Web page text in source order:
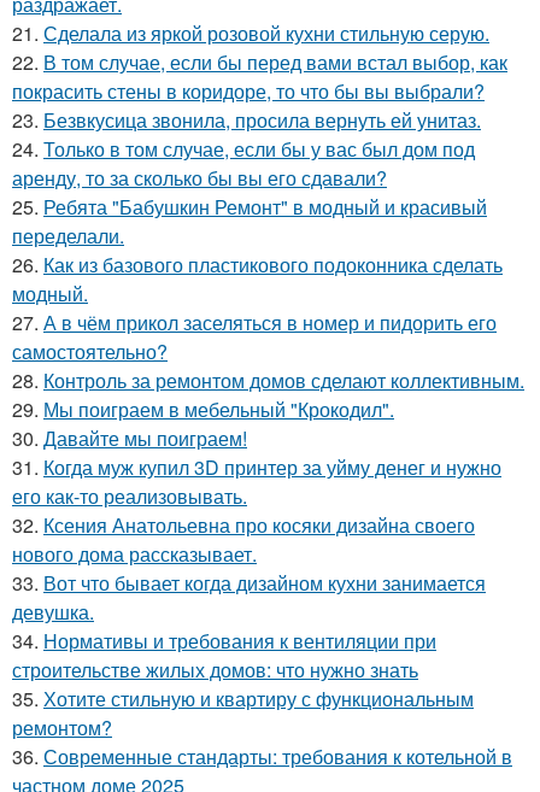
21. Сделала из яркой розовой кухни стильную серую.
22. В том случае, если бы перед вами встал выбор, как
покрасить стены в коридоре, то что бы вы выбрали?
23. Безвкусица звонила, просила вернуть ей унитаз.
24. Только в том случае, если бы у вас был дом под
аренду, то за сколько бы вы его сдавали?
25. Ребята "Бабушкин Ремонт" в модный и красивый
переделали.
26. Как из базового пластикового подоконника сделать
модный.
27. А в чём прикол заселяться в номер и пидорить его
самостоятельно?
28. Контроль за ремонтом домов сделают коллективным.
29. Мы поиграем в мебельный "Крокодил".
30. Давайте мы поиграем!
31. Когда муж купил 3D принтер за уйму денег и нужно
его как-то реализовывать.
32. Ксения Анатольевна про косяки дизайна своего
нового дома рассказывает.
33. Вот что бывает когда дизайном кухни занимается
девушка.
34. Нормативы и требования к вентиляции при
строительстве жилых домов: что нужно знать
35. Хотите стильную и квартиру с функциональным
ремонтом?
36. Современные стандарты: требования к котельной в
частном доме 2025